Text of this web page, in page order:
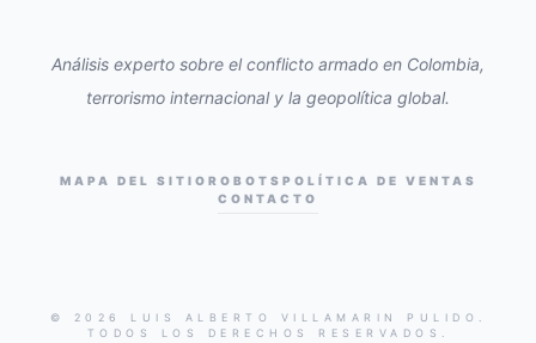
Análisis experto sobre el conflicto armado en Colombia,
terrorismo internacional y la geopolítica global.
MAPA DEL SITIO ROBOTS POLÍTICA DE VENTAS
CONTACTO
© 2026 LUIS ALBERTO VILLAMARIN PULIDO.
TODOS LOS DERECHOS RESERVADOS.